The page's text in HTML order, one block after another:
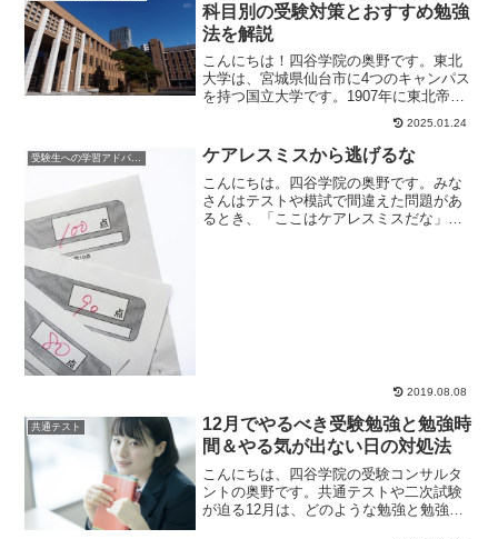
科目別の受験対策とおすすめ勉強
法を解説
こんにちは！四谷学院の奥野です。東北
大学は、宮城県仙台市に4つのキャンパス
を持つ国立大学です。1907年に東北帝国
大学として設立された当初から多くの学
2025.01.24
受験生への学習アドバイス ケアレスミスから逃げるな
こんにちは。四谷学院の奥野です。みな
さんはテストや模試で間違えた問題があ
るとき、「ここはケアレスミスだな」と
2019.08.08
共通テスト
12月でやるべき受験勉強と勉強時
間＆やる気が出ない日の対処法
こんにちは、四谷学院の受験コンサルタ
ントの奥野です。共通テストや二次試験
が迫る12月は、どのような勉強と勉強時